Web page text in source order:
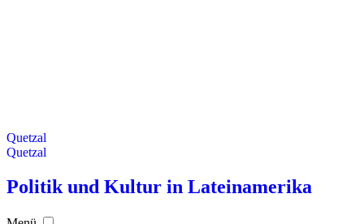
Quetzal
Quetzal
Politik und Kultur in Lateinamerika